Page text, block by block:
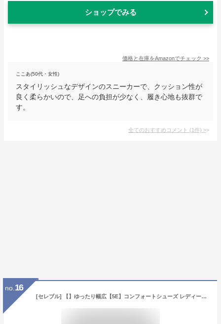
ショップでみる
価格と在庫をAmazonでチェック >>
ここあ(50代・女性)
スタイリッシュなデザインのスニーカーで、クッション性が
良く柔らかいので、足への負担が少なく、履き心地も抜群で
す。
全てのおすすめコメント (1件) >
no. 16
[セレブル] 【】ゆったり幅広【5E】コンフォートシューズ レディース ミセス シニア 靴 スニーカー 楽ちん